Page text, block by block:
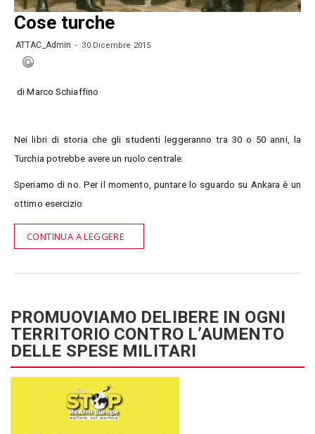
Cose turche
ATTAC_Admin 30 Dicembre 2015
di Marco Schiaffino
Nei libri di storia che gli studenti leggeranno tra 30 o 50 anni, la
Turchia potrebbe avere un ruolo centrale.
Speriamo di no. Per il momento, puntare lo sguardo su Ankara è un
ottimo esercizio
CONTINUA A LEGGERE
PROMUOVIAMO DELIBERE IN OGNI
TERRITORIO CONTRO L’AUMENTO
DELLE SPESE MILITARI